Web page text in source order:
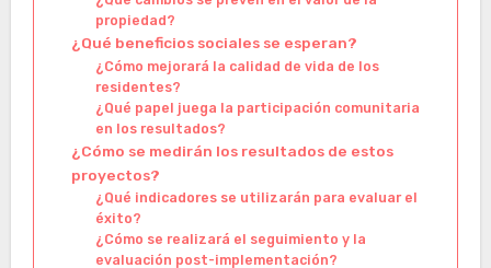
propiedad?
¿Qué beneficios sociales se esperan?
¿Cómo mejorará la calidad de vida de los
residentes?
¿Qué papel juega la participación comunitaria
en los resultados?
¿Cómo se medirán los resultados de estos
proyectos?
¿Qué indicadores se utilizarán para evaluar el
éxito?
¿Cómo se realizará el seguimiento y la
evaluación post-implementación?